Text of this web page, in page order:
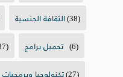
الثقافة الجنسية(38)
تحميل برامج (6)
تكنولوجيا وبرمجيات(27)